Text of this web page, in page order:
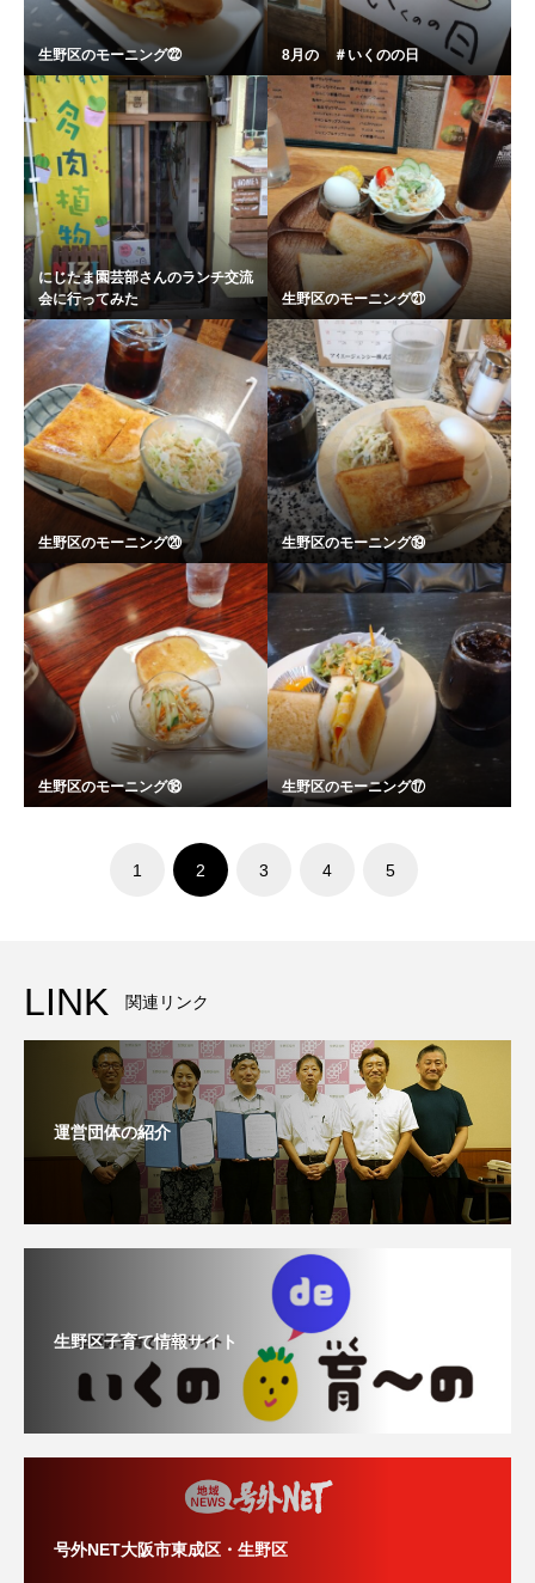
生野区のモーニング㉒ 8月の ＃いくのの日
にじたま園芸部さんのランチ交流
会に行ってみた
生野区のモーニング㉑
生野区のモーニング⑳ 生野区のモーニング⑲
生野区のモーニング⑱ 生野区のモーニング⑰
1 2 3 4 5
LINK 関連リンク
運営団体の紹介
生野区子育て情報サイト
号外NET大阪市東成区・生野区